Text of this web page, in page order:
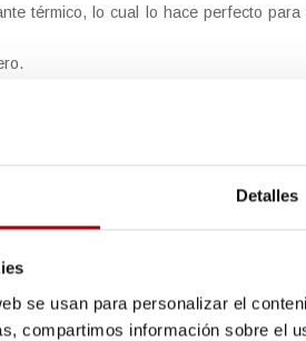
Detalles
se usan para personalizar el
compartimos información sobre el
térmico, lo cual lo hace perfecto
diferentes medidas y tonos para poder
de brindar a su producto la mejor
en lo que a envases de plástico
de teléfono 976 479 064